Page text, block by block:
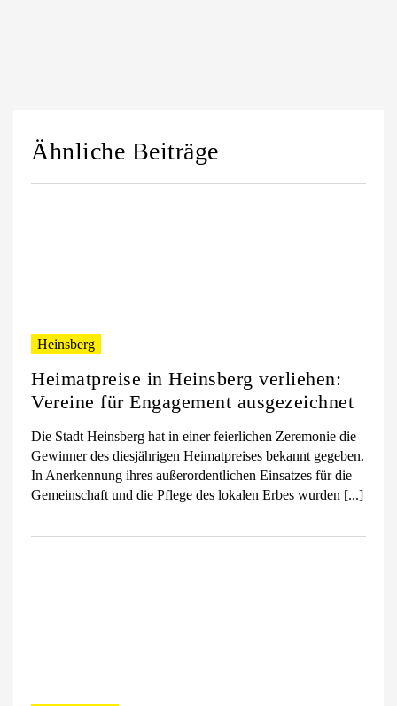
Ähnliche Beiträge
Heinsberg
Heimatpreise in Heinsberg verliehen:
Vereine für Engagement ausgezeichnet
Die Stadt Heinsberg hat in einer feierlichen Zeremonie die
Gewinner des diesjährigen Heimatpreises bekannt gegeben.
In Anerkennung ihres außerordentlichen Einsatzes für die
Gemeinschaft und die Pflege des lokalen Erbes wurden [...]